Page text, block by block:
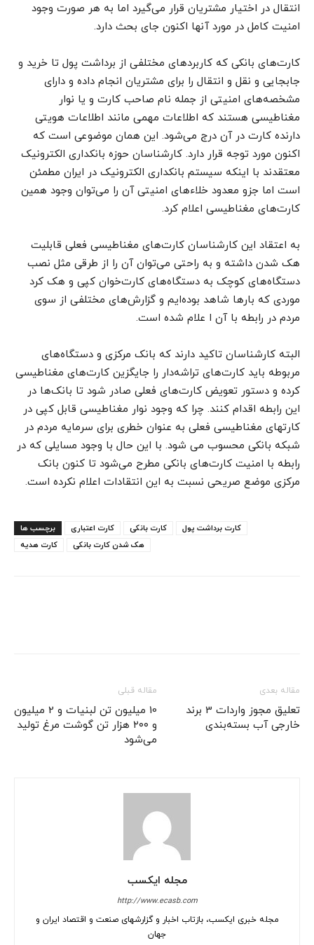
انتقال در اختیار مشتریان قرار می‌گیرد اما به هر صورت وجود
امنیت کامل در مورد آنها اکنون جای بحث دارد.
کارت‌های بانکی که کاربردهای مختلفی از برداشت پول تا خرید و
جابجایی و نقل و انتقال را برای مشتریان انجام داده و دارای
مشخصه‌های امنیتی از جمله نام صاحب کارت و یا نوار
مغناطیسی هستند که اطلاعات مهمی مانند اطلاعات هویتی
دارنده کارت در آن درج می‌شود. این همان موضوعی است که
اکنون مورد توجه قرار دارد. کارشناسان حوزه بانکداری الکترونیک
معتقدند با اینکه سیستم بانکداری الکترونیک در ایران مطمئن
است اما جزو معدود خلاءهای امنیتی آن را می‌توان وجود همین
کارت‌های مغناطیسی اعلام کرد.
به اعتقاد این کارشناسان کارت‌های مغناطیسی فعلی قابلیت
هک شدن داشته و به راحتی می‌توان آن را از طرقی مثل نصب
دستگاه‌های کوچک به دستگاه‌های کارت‌خوان کپی و هک کرد
موردی که بارها شاهد بوده‌ایم و گزارش‌های مختلفی از سوی
مردم در رابطه با آن ا علام شده است.
البته کارشناسان تاکید دارند که بانک مرکزی و دستگاه‌های
مربوطه باید کارت‌های تراشه‌دار را جایگزین کارت‌های مغناطیسی
کرده و دستور تعویض کارت‌های فعلی صادر شود تا بانک‌ها در
این رابطه اقدام کنند. چرا که وجود نوار مغناطیسی قابل کپی در
کارتهای مغناطیسی فعلی به عنوان خطری برای سرمایه مردم در
شبکه بانکی محسوب می شود. با این حال با وجود مسایلی که در
رابطه با امنیت کارت‌های بانکی مطرح می‌شود تا کنون بانک
مرکزی موضع صریحی نسبت به این انتقادات اعلام نکرده است.
برچسب ها کارت اعتباری کارت بانکی
کارت برداشت پول
کارت هدیه
هک شدن کارت بانکی
مقاله قبلی
10 میلیون تن لبنیات و 2 میلیون
و ۲۰۰ هزار تن گوشت مرغ تولید
می‌شود
مقاله بعدی
تعلیق مجوز واردات 3 برند
خارجی آب بسته‌بندی
مجله ایکسب
http://www.ecasb.com
مجله خبری ایکسب، بازتاب اخبار و گزارشهای صنعت و اقتصاد ایران و
جهان